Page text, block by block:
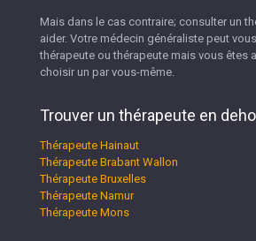
Mais dans le cas contraire; consulter un
aider. Votre médecin généraliste peut
thérapeute ou thérapeute mais vous êtes
choisir un par vous-même.
Trouver un thérapeute en
Thérapeute Hainaut
Thérapeute Brabant Wallon
Thérapeute Bruxelles
Thérapeute Namur
Thérapeute Mons